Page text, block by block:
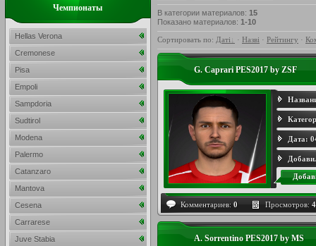
В категории материалов: 15
Показано материалов: 1-10
Сортировать по: Даті · Назві · Рейтингу ·
G. Caprari PES2017 by ZSF
Дата:
Комментариев: 0 Просмотров:
A. Sorrentino PES2017 by MS
Чемпионаты
Hellas Verona
Cremonese
Pisa
Empoli
Sampdoria
Sudtirol
Modena
Palermo
Catanzaro
Mantova
Cesena
Carrarese
Juve Stabia